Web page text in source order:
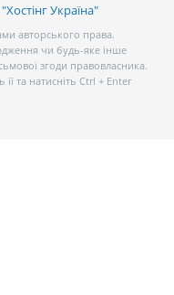
Україна"
авторського права.
чи будь-яке інше
згоди правовласника.
та натисніть Ctrl + Enter